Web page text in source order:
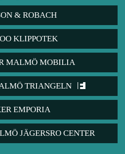
& ROBACH
KLIPPOTEK
MALMÖ MOBILIA
TRIANGELN
EMPORIA
JÄGERSRO CENTER